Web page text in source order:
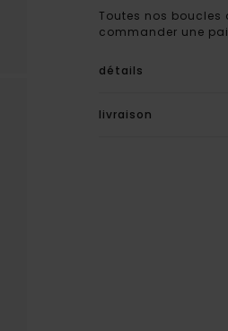
Toutes nos boucles
commander une
détails
livraison